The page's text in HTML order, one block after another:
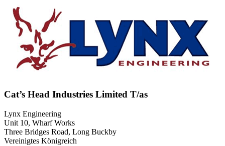
Cat’s Head Industries Limited T/as
Lynx Engineering
Unit 10, Wharf Works
Three Bridges Road, Long Buckby
Vereinigtes Königreich